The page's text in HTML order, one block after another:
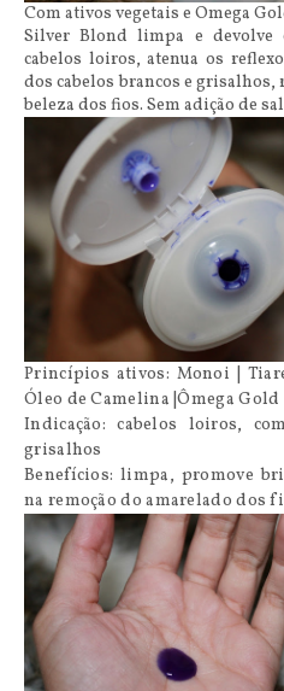
Com ativos vegetais e Omega
Silver Blond limpa e
cabelos loiros, atenua os
dos cabelos brancos e grisalhos,
beleza dos fios. Sem adição de
Princípios ativos: Monoi | Tiare
Óleo de Camelina |Ômega Gold
Indicação: cabelos loiros,
grisalhos
Benefícios: limpa, promove
na remoção do amarelado dos